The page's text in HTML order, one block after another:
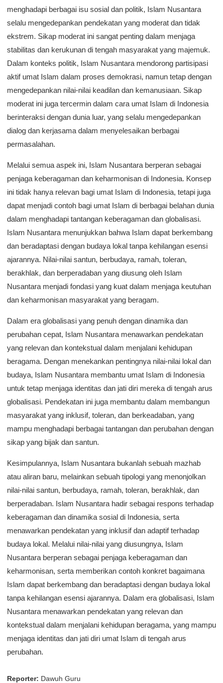
menghadapi berbagai isu sosial dan politik, Islam Nusantara
selalu mengedepankan pendekatan yang moderat dan tidak
ekstrem. Sikap moderat ini sangat penting dalam menjaga
stabilitas dan kerukunan di tengah masyarakat yang majemuk.
Dalam konteks politik, Islam Nusantara mendorong partisipasi
aktif umat Islam dalam proses demokrasi, namun tetap dengan
mengedepankan nilai-nilai keadilan dan kemanusiaan. Sikap
moderat ini juga tercermin dalam cara umat Islam di Indonesia
berinteraksi dengan dunia luar, yang selalu mengedepankan
dialog dan kerjasama dalam menyelesaikan berbagai
permasalahan.
Melalui semua aspek ini, Islam Nusantara berperan sebagai
penjaga keberagaman dan keharmonisan di Indonesia. Konsep
ini tidak hanya relevan bagi umat Islam di Indonesia, tetapi juga
dapat menjadi contoh bagi umat Islam di berbagai belahan dunia
dalam menghadapi tantangan keberagaman dan globalisasi.
Islam Nusantara menunjukkan bahwa Islam dapat berkembang
dan beradaptasi dengan budaya lokal tanpa kehilangan esensi
ajarannya. Nilai-nilai santun, berbudaya, ramah, toleran,
berakhlak, dan berperadaban yang diusung oleh Islam
Nusantara menjadi fondasi yang kuat dalam menjaga keutuhan
dan keharmonisan masyarakat yang beragam.
Dalam era globalisasi yang penuh dengan dinamika dan
perubahan cepat, Islam Nusantara menawarkan pendekatan
yang relevan dan kontekstual dalam menjalani kehidupan
beragama. Dengan menekankan pentingnya nilai-nilai lokal dan
budaya, Islam Nusantara membantu umat Islam di Indonesia
untuk tetap menjaga identitas dan jati diri mereka di tengah arus
globalisasi. Pendekatan ini juga membantu dalam membangun
masyarakat yang inklusif, toleran, dan berkeadaban, yang
mampu menghadapi berbagai tantangan dan perubahan dengan
sikap yang bijak dan santun.
Kesimpulannya, Islam Nusantara bukanlah sebuah mazhab
atau aliran baru, melainkan sebuah tipologi yang menonjolkan
nilai-nilai santun, berbudaya, ramah, toleran, berakhlak, dan
berperadaban. Islam Nusantara hadir sebagai respons terhadap
keberagaman dan dinamika sosial di Indonesia, serta
menawarkan pendekatan yang inklusif dan adaptif terhadap
budaya lokal. Melalui nilai-nilai yang diusungnya, Islam
Nusantara berperan sebagai penjaga keberagaman dan
keharmonisan, serta memberikan contoh konkret bagaimana
Islam dapat berkembang dan beradaptasi dengan budaya lokal
tanpa kehilangan esensi ajarannya. Dalam era globalisasi, Islam
Nusantara menawarkan pendekatan yang relevan dan
kontekstual dalam menjalani kehidupan beragama, yang mampu
menjaga identitas dan jati diri umat Islam di tengah arus
perubahan.
Reporter: Dawuh Guru